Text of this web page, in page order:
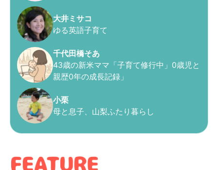
大井ミサコ
ゆる英語子育て
千代田橋そあ
43歳の新米ママ「子育て修行中」0歳児と
親歴0年の成長記録」
小栗
母と息子、山梨ふたり暮らし